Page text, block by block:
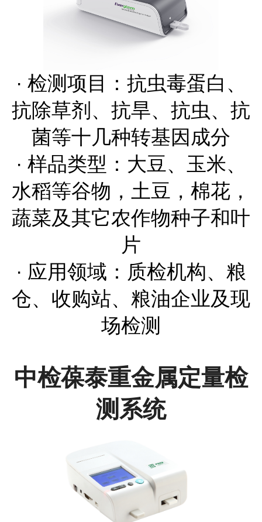
· 检测项目：抗虫毒蛋白、
抗除草剂、抗旱、抗虫、抗
菌等十几种转基因成分
· 样品类型：大豆、玉米、
水稻等谷物，土豆，棉花，
蔬菜及其它农作物种子和叶
片
· 应用领域：质检机构、粮
仓、收购站、粮油企业及现
场检测
中检葆泰重金属定量检
测系统